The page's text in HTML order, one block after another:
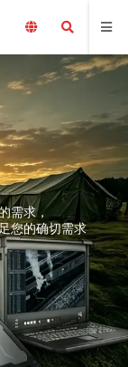
需求，
您的确切需求